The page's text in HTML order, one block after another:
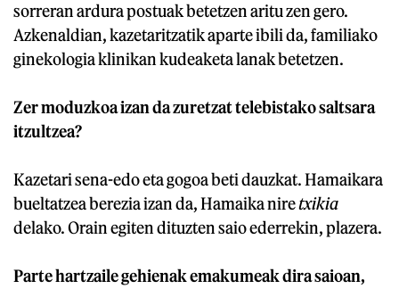
sorreran ardura postuak betetzen aritu zen gero.
Azkenaldian, kazetaritzatik aparte ibili da, familiako
ginekologia klinikan kudeaketa lanak betetzen.
Zer moduzkoa izan da zuretzat telebistako saltsara
itzultzea?
Kazetari sena-edo eta gogoa beti dauzkat. Hamaikara
bueltatzea berezia izan da, Hamaika niretxikia
delako. Orain egiten dituzten saio ederrekin, plazera.
Parte hartzaile gehienak emakumeak dira saioan,